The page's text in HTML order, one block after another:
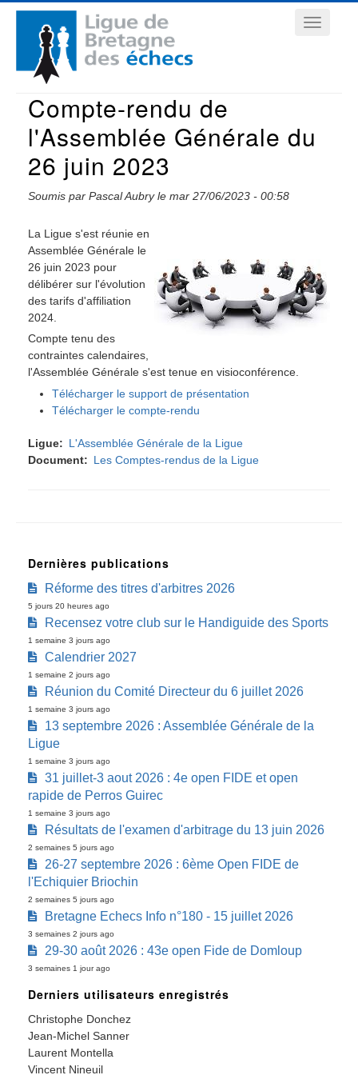
Aller
contenu
principal
Navigation
principale
Compte-rendu de
l'Assemblée Générale du
26 juin 2023
Soumis par Pascal Aubryle mar 27/06/2023 - 00:58
La Ligue s'est réunie en
Assemblée Générale le
26 juin 2023 pour
délibérer sur l'évolution
des tarifs d'affiliation
2024.
Compte tenu des
contraintes calendaires,
l'Assemblée Générale s'est tenue en visioconférence.
Télécharger le support de présentation
Télécharger le compte-rendu
Ligue
L'Assemblée Générale de la Ligue
Document
Les Comptes-rendus de la Ligue
Dernières publications
Réforme des titres d'arbitres 2026
5 jours 20 heures ago
Recensez votre club sur le Handiguide des Sports
1 semaine 3 jours ago
Calendrier 2027
1 semaine 2 jours ago
Réunion du Comité Directeur du 6 juillet 2026
1 semaine 3 jours ago
13 septembre 2026 : Assemblée Générale de la
Ligue
1 semaine 3 jours ago
31 juillet-3 aout 2026 : 4e open FIDE et open
rapide de Perros Guirec
1 semaine 3 jours ago
Résultats de l'examen d'arbitrage du 13 juin 2026
2 semaines 5 jours ago
26-27 septembre 2026 : 6ème Open FIDE de
l'Echiquier Briochin
2 semaines 5 jours ago
Bretagne Echecs Info n°180 - 15 juillet 2026
3 semaines 2 jours ago
29-30 août 2026 : 43e open Fide de Domloup
3 semaines 1 jour ago
Derniers utilisateurs enregistrés
Christophe Donchez
Jean-Michel Sanner
Laurent Montella
Vincent Nineuil